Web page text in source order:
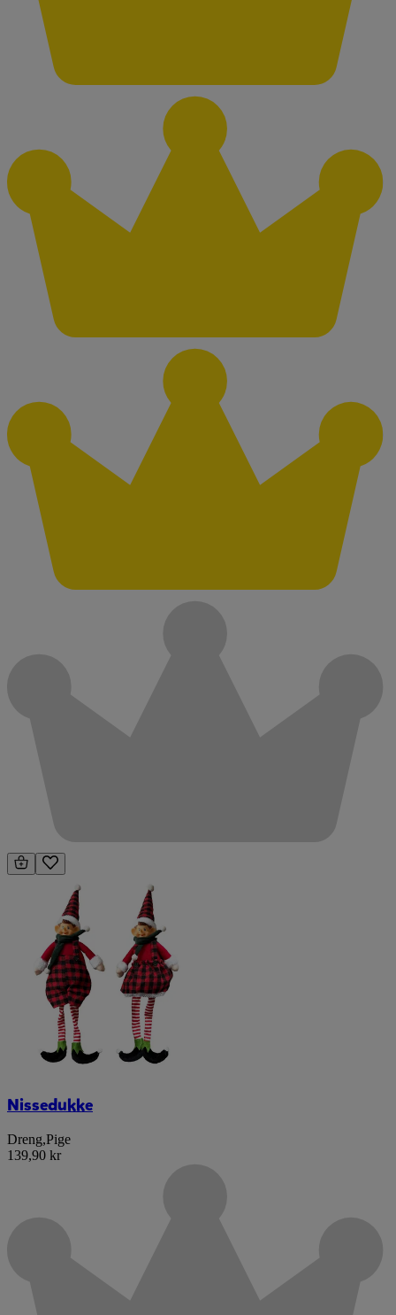
Nissedukke
Dreng,Pige
139,90 kr